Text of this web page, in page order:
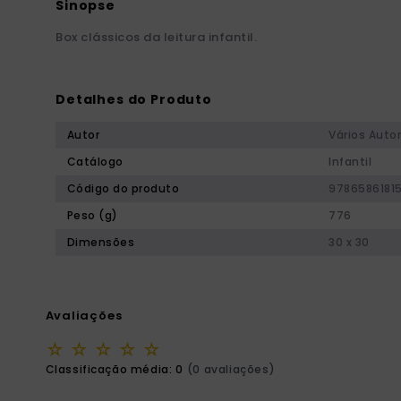
Box clássicos da leitura infantil.
Detalhes do Produto
Autor
Vários
Catálogo
Infantil
Código do produto
Peso (g)
776
Dimensões
30 x 30
Avaliações
☆ ☆ ☆ ☆ ☆
Classificação média: 0 (0 avaliações)